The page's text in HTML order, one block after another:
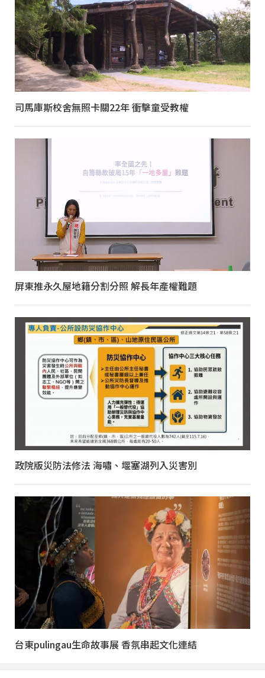
司馬庫斯校舍無照卡關22年 衝擊童受教權
屏東推永久屋地籍分割分照 解長年產權難題
政院版災防法修法 海嘯、堰塞湖列入災害別
台東pulingau生命故事展 香氛串起文化連結